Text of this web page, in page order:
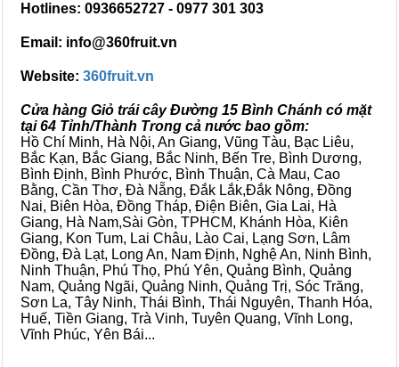
Hotlines: 0936652727 - 0977 301 303
Email: info@360fruit.vn
Website: 360fruit.vn
Cửa hàng Giỏ trái cây Đường 15 Bình Chánh có mặt
tại 64 Tỉnh/Thành Trong cả nước bao gồm:
Hồ Chí Minh, Hà Nội, An Giang, Vũng Tàu, Bạc Liêu,
Bắc Kạn, Bắc Giang, Bắc Ninh, Bến Tre, Bình Dương,
Bình Định, Bình Phước, Bình Thuận, Cà Mau, Cao
Bằng, Cần Thơ, Đà Nẵng, Đắk Lắk,Đắk Nông, Đồng
Nai, Biên Hòa, Đồng Tháp, Điện Biên, Gia Lai, Hà
Giang, Hà Nam,Sài Gòn, TPHCM, Khánh Hòa, Kiên
Giang, Kon Tum, Lai Châu, Lào Cai, Lạng Sơn, Lâm
Đồng, Đà Lạt, Long An, Nam Định, Nghệ An, Ninh Bình,
Ninh Thuận, Phú Thọ, Phú Yên, Quảng Bình, Quảng
Nam, Quảng Ngãi, Quảng Ninh, Quảng Trị, Sóc Trăng,
Sơn La, Tây Ninh, Thái Bình, Thái Nguyên, Thanh Hóa,
Huế, Tiền Giang, Trà Vinh, Tuyên Quang, Vĩnh Long,
Vĩnh Phúc, Yên Bái...